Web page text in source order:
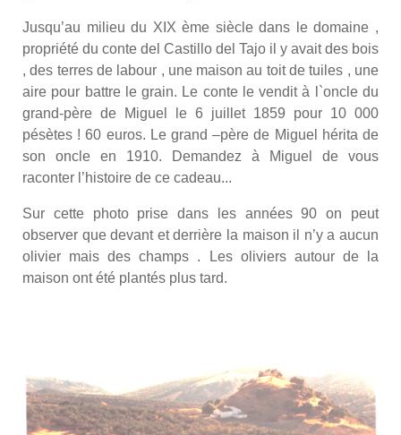
Jusqu’au milieu du XIX ème siècle dans le domaine ,
propriété du conte del Castillo del Tajo il y avait des bois
, des terres de labour , une maison au toit de tuiles , une
aire pour battre le grain. Le conte le vendit à l`oncle du
grand-père de Miguel le 6 juillet 1859 pour 10 000
pésètes ! 60 euros. Le grand –père de Miguel hérita de
son oncle en 1910. Demandez à Miguel de vous
raconter l’histoire de ce cadeau...
Sur cette photo prise dans les années 90 on peut
observer que devant et derrière la maison il n’y a aucun
olivier mais des champs . Les oliviers autour de la
maison ont été plantés plus tard.